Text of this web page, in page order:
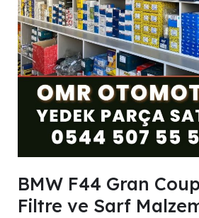
BMW F44 Gran
Filtre ve Sarf